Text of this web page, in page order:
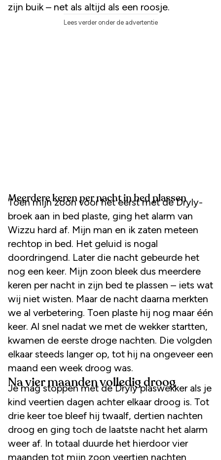
zijn buik – net als altijd als een roosje.
Lees verder onder de advertentie
Meerdere keren per nacht in bed plassen
Toen mijn zoon voor het eerst met de Dryly-
broek aan in bed plaste, ging het alarm van
Wizzu hard af. Mijn man en ik zaten meteen
rechtop in bed. Het geluid is nogal
doordringend. Later die nacht gebeurde het
nog een keer. Mijn zoon bleek dus meerdere
keren per nacht in zijn bed te plassen – iets wat
wij niet wisten. Maar de nacht daarna merkten
we al verbetering. Toen plaste hij nog maar één
keer. Al snel nadat we met de wekker startten,
kwamen de eerste droge nachten. Die volgden
elkaar steeds langer op, tot hij na ongeveer een
maand een week droog was.
Na vier maanden volledig droog
Je mag stoppen met de Dryly plaswekker als je
kind veertien dagen achter elkaar droog is. Tot
drie keer toe bleef hij twaalf, dertien nachten
droog en ging toch de laatste nacht het alarm
weer af. In totaal duurde het hierdoor vier
maanden tot mijn zoon veertien nachten